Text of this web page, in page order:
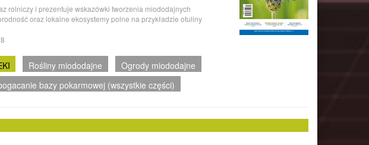
rolniczy i prezentuje wskazówki tworzenia miododajnych
oraz lokalne ekosystemy polne na przykładzie otuliny
Rośliny miododajne
Ogrody miododajne
bazy pokarmowej (wszystkie części)